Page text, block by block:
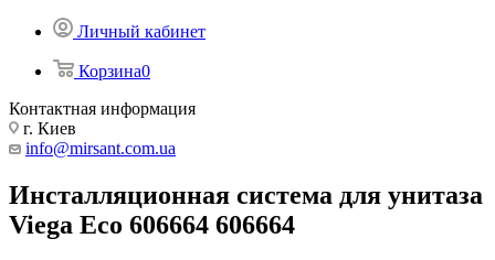
Личный кабинет
Корзина0
Контактная информация
г. Киев
info@mirsant.com.ua
Инсталляционная система для унитаза
Viega Eco 606664 606664